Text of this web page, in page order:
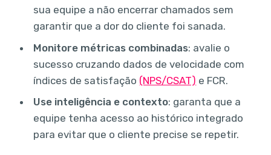
sua equipe a não encerrar chamados sem
garantir que a dor do cliente foi sanada.
Monitore métricas combinadas: avalie o
sucesso cruzando dados de velocidade com
índices de satisfação (NPS/CSAT) e FCR.
Use inteligência e contexto: garanta que a
equipe tenha acesso ao histórico integrado
para evitar que o cliente precise se repetir.